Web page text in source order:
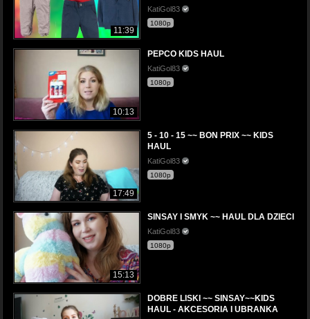
11:39
KatiGol83
1080p
10:13
PEPCO KIDS HAUL
KatiGol83
1080p
17:49
5 - 10 - 15 ~~ BON PRIX ~~ KIDS
HAUL
KatiGol83
1080p
15:13
SINSAY I SMYK ~~ HAUL DLA DZIECI
KatiGol83
1080p
DOBRE LISKI ~~ SINSAY~~KIDS
HAUL - AKCESORIA I UBRANKA